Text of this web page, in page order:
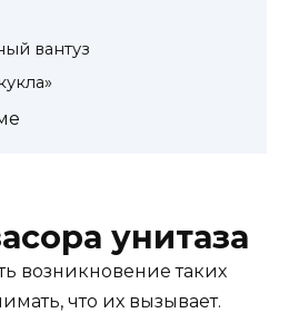
вантуз
унитаза
возникновение таких
что их вызывает.